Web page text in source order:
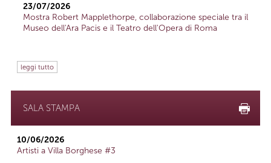
23/07/2026
Mostra Robert Mapplethorpe, collaborazione speciale tra il
Museo dell'Ara Pacis e il Teatro dell'Opera di Roma
leggi tutto
SALA STAMPA
10/06/2026
Artisti a Villa Borghese #3